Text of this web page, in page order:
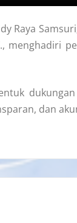
Raya
menghadiri
dan